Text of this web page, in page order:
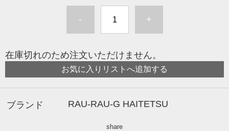
- +
在庫切れのため注文いただけません。
お気に入りリストへ追加する
ブランド RAU-RAU-G HAITETSU
share